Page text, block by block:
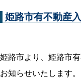
姫路市有不動産
姫路市より、姫路市
お知らせいたします。